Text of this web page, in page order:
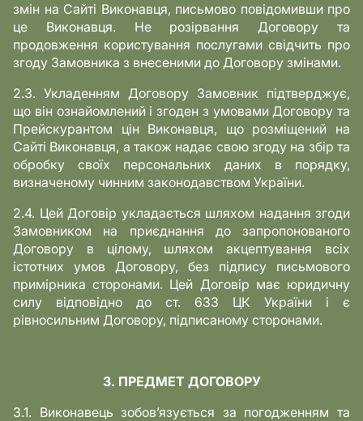
змін на Сайті Виконавця, письмово повідомивши про
це Виконавця. Не розірвання Договору та
продовження користування послугами свідчить про
згоду Замовника з внесеними до Договору змінами.
2.3. Укладенням Договору Замовник підтверджує,
що він ознайомлений і згоден з умовами Договору та
Прейскурантом цін Виконавця, що розміщений на
Сайті Виконавця, а також надає свою згоду на збір та
обробку своїх персональних даних в порядку,
визначеному чинним законодавством України.
2.4. Цей Договір укладається шляхом надання згоди
Замовником на приєднання до запропонованого
Договору в цілому, шляхом акцептування всіх
істотних умов Договору, без підпису письмового
примірника сторонами. Цей Договір має юридичну
силу відповідно до ст. 633 ЦК України і є
рівносильним Договору, підписаному сторонами.
3. ПРЕДМЕТ ДОГОВОРУ
3.1. Виконавець зобов’язується за погодженням та